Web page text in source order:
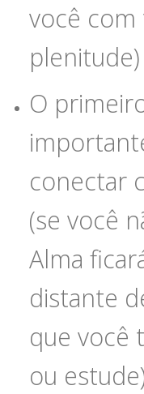
você com
plenitude)
O
conectar
(se você
Alma
distante
que você
ou